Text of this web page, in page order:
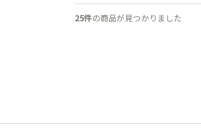
25件の商品が見つかりました